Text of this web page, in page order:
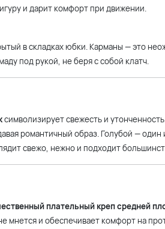
и дарит комфорт при движении.
в складках юбки. Карманы — это
под рукой, не беря с собой клатч.
символизирует свежесть и
романтичный образ. Голубой —
свежо, нежно и подходит
плательный креп средней
мнется и обеспечивает комфорт на